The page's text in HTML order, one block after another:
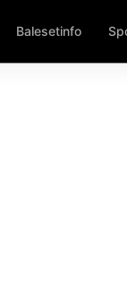
Balesetinfo